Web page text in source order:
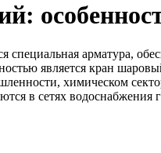
специальная арматура,
является кран
химическом
в сетях водоснабжения